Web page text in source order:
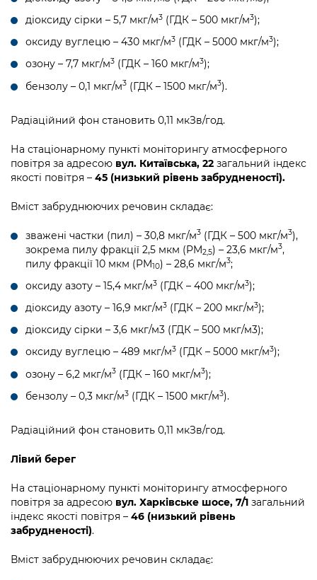
діоксиду сірки – 5,7 мкг/м3 (ГДК – 500 мкг/м3);
оксиду вуглецю – 430 мкг/м3 (ГДК – 5000 мкг/м3);
озону – 7,7 мкг/м3 (ГДК – 160 мкг/м3);
бензолу – 0,1 мкг/м3 (ГДК – 1500 мкг/м3).
Радіаційний фон становить 0,11 мкЗв/год.
На стаціонарному пункті моніторингу атмосферного
повітря за адресою вул. Китаївська, 22 загальний індекс
якості повітря – 45 (низький рівень забрудненості).
Вміст забруднюючих речовин складає:
зважені частки (пил) – 30,8 мкг/м3 (ГДК – 500 мкг/м3),
зокрема пилу фракції 2,5 мкм (PM2,5) – 23,6 мкг/м3,
пилу фракції 10 мкм (PM10) – 28,6 мкг/м3;
оксиду азоту – 15,4 мкг/м3 (ГДК – 400 мкг/м3);
діоксиду азоту – 16,9 мкг/м3 (ГДК – 200 мкг/м3);
діоксиду сірки – 3,6 мкг/м3 (ГДК – 500 мкг/м3);
оксиду вуглецю – 489 мкг/м3 (ГДК – 5000 мкг/м3);
озону – 6,2 мкг/м3 (ГДК – 160 мкг/м3);
бензолу – 0,3 мкг/м3 (ГДК – 1500 мкг/м3).
Радіаційний фон становить 0,11 мкЗв/год.
Лівий берег
На стаціонарному пункті моніторингу атмосферного
повітря за адресою вул. Харківське шосе, 7/1 загальний
індекс якості повітря – 46 (низький рівень
забрудненості).
Вміст забруднюючих речовин складає: